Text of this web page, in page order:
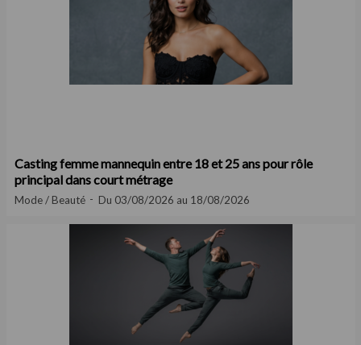
Casting femme mannequin entre 18 et 25 ans pour rôle
principal dans court métrage
Mode / Beauté Du 03/08/2026 au 18/08/2026